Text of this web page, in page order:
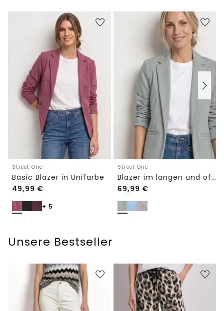
Street One
Basic Blazer in Unifarbe
49,99 €
+ 5
Street One
Blazer im langen und offenen Schnitt
69,99 €
Unsere Bestseller